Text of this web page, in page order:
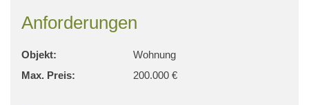
Anforderungen
Objekt:
Wohnung
Max. Preis:
200.000 €